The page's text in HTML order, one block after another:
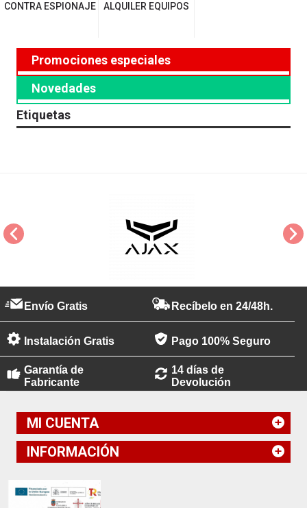
CONTRA ESPIONAJE ALQUILER EQUIPOS
Promociones especiales
Novedades
Etiquetas
Envío Gratis Recíbelo en 24/48h.
Instalación Gratis Pago 100% Seguro
Garantía de
Fabricante
14 días de
Devolución
MI CUENTA
INFORMACIÓN